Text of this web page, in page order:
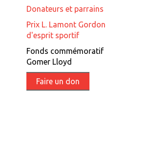
Donateurs et parrains
Prix L. Lamont Gordon
d'esprit sportif
Fonds commémoratif
Gomer Lloyd
Faire un don